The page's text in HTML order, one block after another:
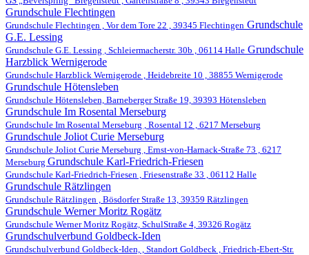
Grundschule Flechtingen
Grundschule Flechtingen , Vor dem Tore 22 , 39345 Flechtingen Grundschule
G.E. Lessing
Grundschule G.E. Lessing , Schleiermacherstr. 30b , 06114 Halle Grundschule
Harzblick Wernigerode
Grundschule Harzblick Wernigerode , Heidebreite 10 , 38855 Wernigerode
Grundschule Hötensleben
Grundschule Hötensleben, Barneberger Straße 19, 39393 Hötensleben
Grundschule Im Rosental Merseburg
Grundschule Im Rosental Merseburg , Rosental 12 , 6217 Merseburg
Grundschule Joliot Curie Merseburg
Grundschule Joliot Curie Merseburg , Ernst-von-Harnack-Straße 73 , 6217
Merseburg Grundschule Karl-Friedrich-Friesen
Grundschule Karl-Friedrich-Friesen , Friesenstraße 33 , 06112 Halle
Grundschule Rätzlingen
Grundschule Rätzlingen , Bösdorfer Straße 13, 39359 Rätzlingen
Grundschule Werner Moritz Rogätz
Grundschule Werner Moritz Rogätz, SchulStraße 4, 39326 Rogätz
Grundschulverbund Goldbeck-Iden
Grundschulverbund Goldbeck-Iden, , Standort Goldbeck , Friedrich-Ebert-Str.